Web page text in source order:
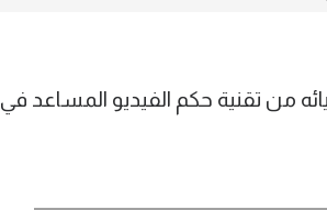
من تقنية حكم الفيديو المساعد في